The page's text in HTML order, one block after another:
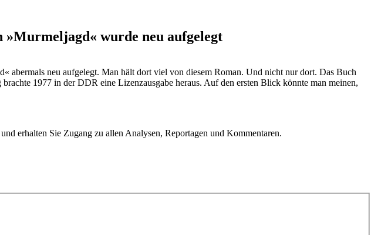
»Murmeljagd« wurde neu aufgelegt
abermals neu aufgelegt. Man hält dort viel von diesem Roman. Und nicht nur dort. Das Buch
1977 in der DDR eine Lizenzausgabe heraus. Auf den ersten Blick könnte man meinen,
erhalten Sie Zugang zu allen Analysen, Reportagen und Kommentaren.